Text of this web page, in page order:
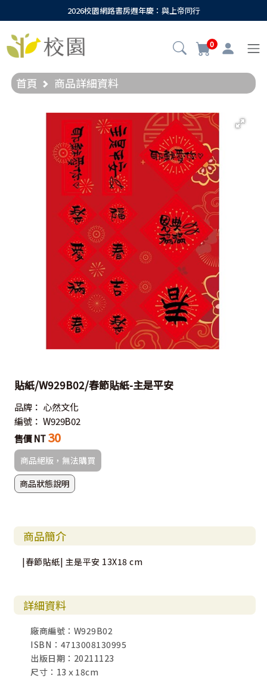
2026校園網路書房週年慶：與上帝同行
0
首頁 商品詳細資料
貼紙/W929B02/春節貼紙-主是平安
品牌： 心然文化
編號： W929B02
售價 NT 30
商品絕版，無法購買
商品狀態說明
商品簡介
|春節貼紙| 主是平安 13X18 cm
詳細資料
廠商編號：W929B02
ISBN：4713008130995
出版日期：20211123
尺寸：13ｘ18cm